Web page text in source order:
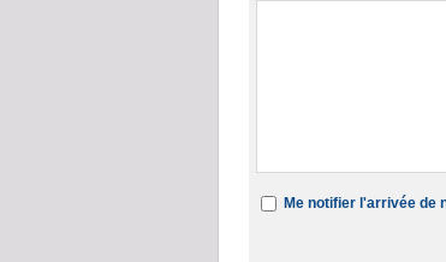
Me notifier l'arrivée de